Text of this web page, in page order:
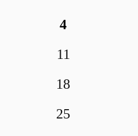
4
11
18
25